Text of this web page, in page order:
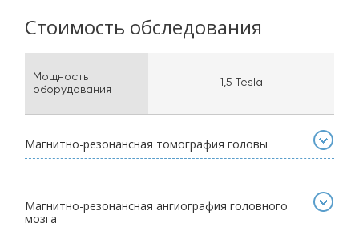
Стоимость обследования
Мощность
оборудования
1,5 Tesla
Магнитно-резонансная томография головы
Магнитно-резонансная ангиография головного
мозга